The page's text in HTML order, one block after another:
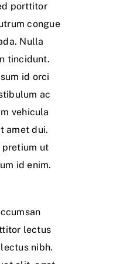
porttitor
congue
Nulla
tincidunt.
id orci
ac
vehicula
amet dui.
pretium ut
id enim.
lectus
nibh.